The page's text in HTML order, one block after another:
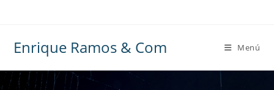
Enrique Ramos & Com Menú